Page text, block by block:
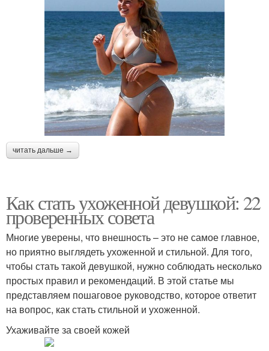
читать дальше →
Как стать ухоженной девушкой: 22
проверенных совета
Многие уверены, что внешность – это не самое главное,
но приятно выглядеть ухоженной и стильной. Для того,
чтобы стать такой девушкой, нужно соблюдать несколько
простых правил и рекомендаций. В этой статье мы
представляем пошаговое руководство, которое ответит
на вопрос, как стать стильной и ухоженной.
Ухаживайте за своей кожей